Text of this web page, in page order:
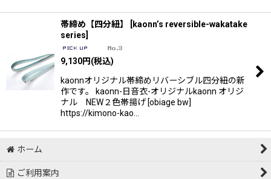
帯締め【四分紐】
kaonn’s reversible-wakatake
series
9,130円(税込)
kaonnオリジナル帯締めリバーシブル四分紐の新
作です。 kaonn-日音衣-オリジナルkaonn オリジ
ナル NEW２色帯揚げ [obiage bw]
https://kimono-kao…
ホーム
ご利用案内